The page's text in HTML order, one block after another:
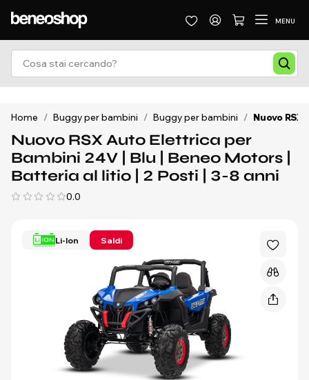
MENU
Home / Buggy per bambini / Buggy per bambini / Nuovo
Nuovo RSX Auto Elettrica per
Bambini 24V | Blu | Beneo Motors |
Batteria al litio | 2 Posti | 3-8 anni
0.0
Li-Ion Saldi